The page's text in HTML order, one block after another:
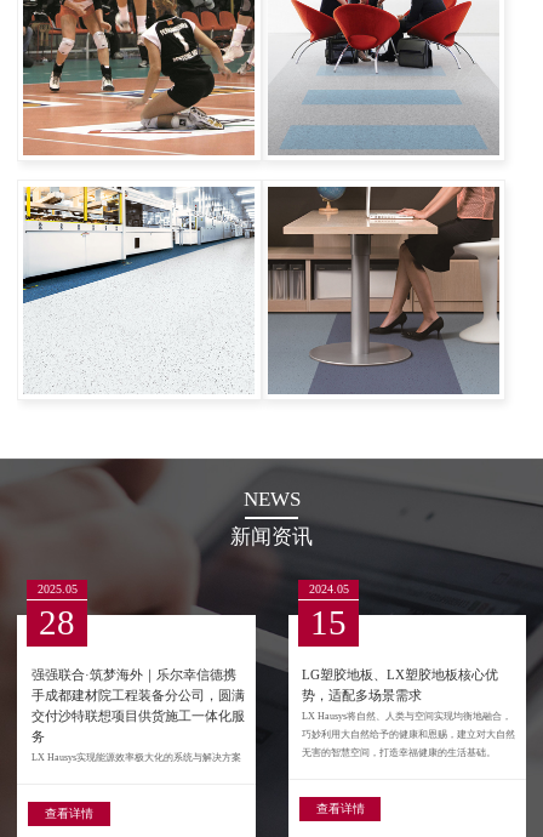
NEWS
新闻资讯
2025.05
28
强强联合·筑梦海外｜乐尔幸信德携
手成都建材院工程装备分公司，圆满
交付沙特联想项目供货施工一体化服
务
LX Hausys实现能源效率极大化的系统与解决方案
查看详情
2024.05
15
LG塑胶地板、LX塑胶地板核心优
势，适配多场景需求
LX Hausys将自然、人类与空间实现均衡地融合，
巧妙利用大自然给予的健康和恩赐，建立对大自然
无害的智慧空间，打造幸福健康的生活基础。
查看详情